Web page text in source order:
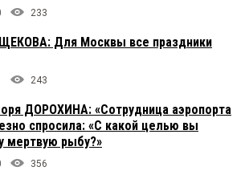
233
Для Москвы все праздники
243
ДОРОХИНА: «Сотрудница аэропорта
спросила: «С какой целью вы
мертвую рыбу?»
356